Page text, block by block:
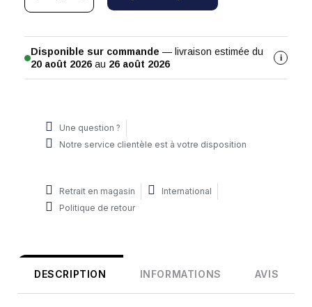
Disponible sur commande — livraison estimée du
20 août 2026 au 26 août 2026
i
Une question ?
Notre service clientèle est à votre disposition
Retrait en magasin
International
Politique de retour
DESCRIPTION INFORMATIONS AVIS